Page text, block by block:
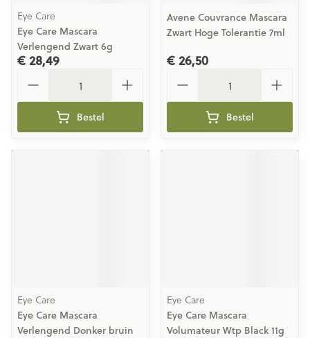
Eye Care
Eye Care Mascara
Verlengend Zwart 6g
€ 28,49
Bestel
Avene Couvrance Mascara
Zwart Hoge Tolerantie 7ml
€ 26,50
Bestel
Eye Care
Eye Care Mascara
Verlengend Donker bruin
Eye Care
Eye Care Mascara
Volumateur Wtp Black 11g